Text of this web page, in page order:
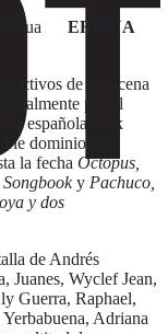
ERMUA
activos de la escena
por el
española, folk
dominio del
la fecha Octopus,
y Pachuco,
y dos
de Andrés
Juanes, Wyclef Jean,
Guerra, Raphael,
Adriana